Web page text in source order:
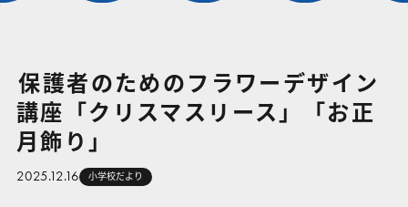
保護者のためのフラワーデザイン
講座「クリスマスリース」「お正
月飾り」
2025.12.16 小学校だより